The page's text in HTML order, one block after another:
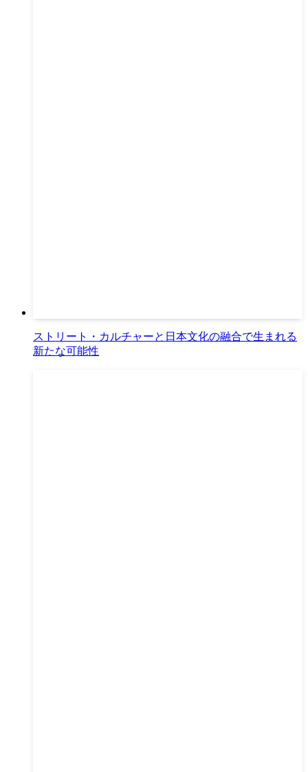
ストリート・カルチャーと日本文化の融合で生まれる
新たな可能性